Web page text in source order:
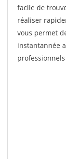
facile de
réaliser
vous permet
instantannée